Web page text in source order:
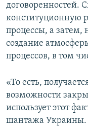
договоренностей.
конституционную
процессы, а затем,
создание
процессов, в том
«То есть,
возможности
использует этот
шантажа Украины.